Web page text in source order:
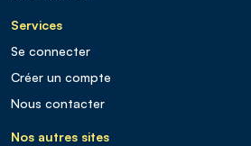
Services
Se connecter
Créer un compte
Nous contacter
Nos autres sites